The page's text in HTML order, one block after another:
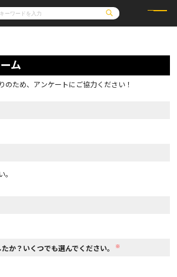
ライトノベル
ロサージュノベルス
通販・NEWS
OVERLAP STORE
ルディングス
ム
のため、アンケートにご協力ください！
か？いくつでも選んでください。 ※